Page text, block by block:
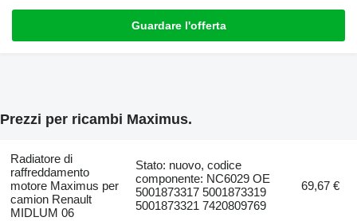
Guardare l'offerta
Prezzi per ricambi Maximus.
Radiatore di
raffreddamento
motore Maximus per
camion Renault
MIDLUM 06
Stato: nuovo, codice
componente: NC6029 OE
5001873317 5001873319
5001873321 7420809769
69,67 €